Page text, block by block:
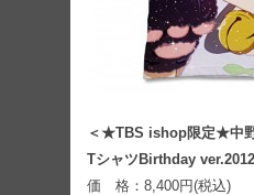
＜★TBS ishop限定★中
TシャツBirthday
価 格：8,400円(税込)